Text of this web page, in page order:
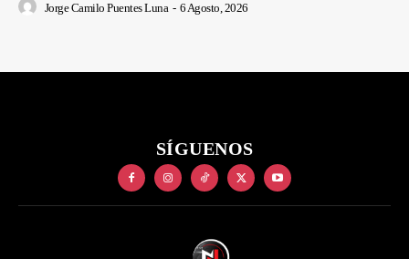
Jorge Camilo Puentes Luna - 6 Agosto, 2026
SÍGUENOS